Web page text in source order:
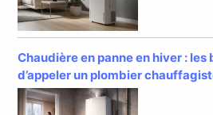
Chaudière en panne en hiver :
d’appeler un plombier